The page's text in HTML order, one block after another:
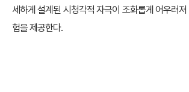
세하게 설계된 시청각적 자극이 조화롭게 어우러
험을 제공한다.